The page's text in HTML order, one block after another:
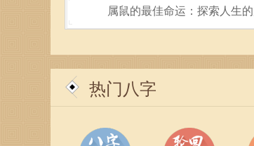
属鼠的最佳命运：探索人生
热门八字